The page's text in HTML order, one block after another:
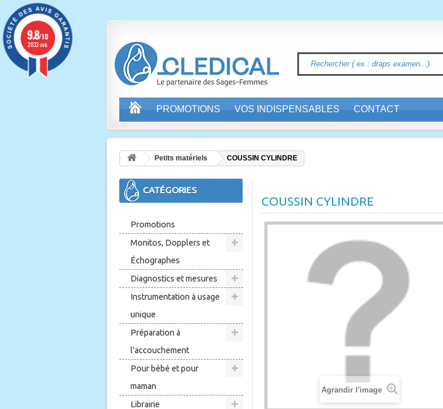
PROMOTIONS VOS INDISPENSABLES CONTACT
Petits matériels COUSSIN CYLINDRE
CATÉGORIES
Promotions
Monitos, Dopplers et
Échographes
Diagnostics et mesures
Instrumentation à usage
unique
Préparation à
l'accouchement
Pour bébé et pour
maman
Librairie
COUSSIN CYLINDRE
Agrandir l'image
9.8/10
2033 avis